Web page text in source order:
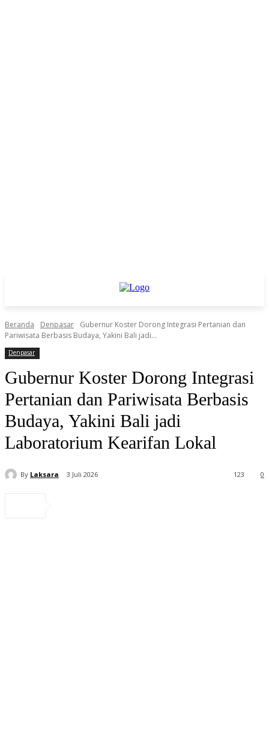
Beranda Denpasar
Gubernur Koster Dorong Integrasi Pertanian dan
Pariwisata Berbasis Budaya, Yakini Bali jadi...
Denpasar
Gubernur Koster Dorong Integrasi
Pertanian dan Pariwisata Berbasis
Budaya, Yakini Bali jadi
Laboratorium Kearifan Lokal
By Laksara 3 Juli 2026 0
123